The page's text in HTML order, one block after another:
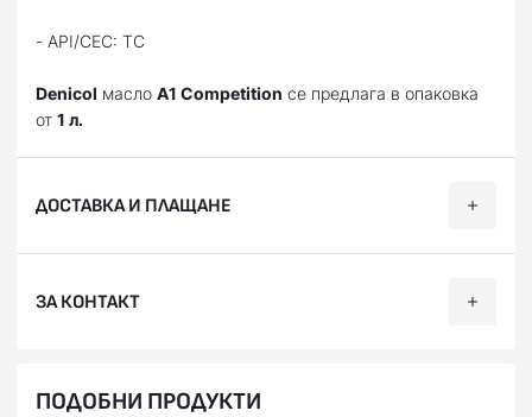
- API/CEC: TC
Denicol масло A1 Competition се предлага в опаковка
от 1 л.
ДОСТАВКА И ПЛАЩАНЕ
професионализъм при доставката на Вашите поръчки,
Доставяме до всяка точка на България в рамките на 1-2
ЗА КОНТАКТ
Facebook:facebook.com/BobiMX
ПОДОБНИ ПРОДУКТИ